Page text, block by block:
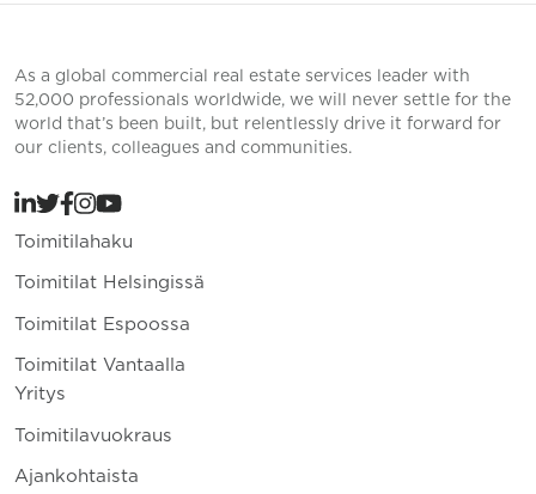
As a global commercial real estate services leader with
52,000 professionals worldwide, we will never settle for the
world that’s been built, but relentlessly drive it forward for
our clients, colleagues and communities.
Toimitilahaku
Toimitilat Helsingissä
Toimitilat Espoossa
Toimitilat Vantaalla
Yritys
Toimitilavuokraus
Ajankohtaista